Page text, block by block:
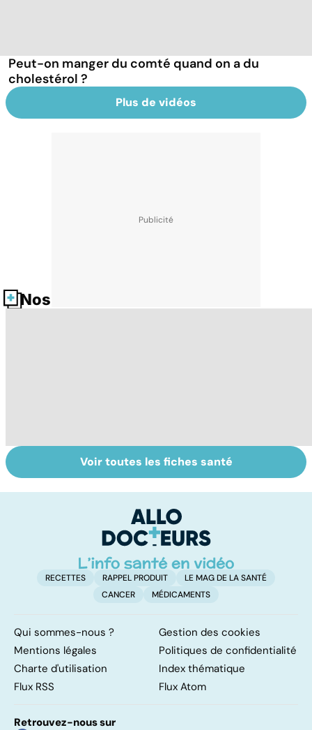
Peut-on manger du comté quand on a du
cholestérol ?
Plus de vidéos
Nos fiches santé
Tout savoir sur
les infections
Inflammation des
amygdales : que
d'angine ?
Voir toutes les fiches santé
RECETTES RAPPEL PRODUIT
LE MAG DE LA SANTÉ
CANCER
MÉDICAMENTS
Qui sommes-nous ?
Gestion des cookies
Mentions légales
Politiques de confidentialité
Charte d'utilisation
Index thématique
Flux RSS
Flux Atom
Retrouvez-nous sur